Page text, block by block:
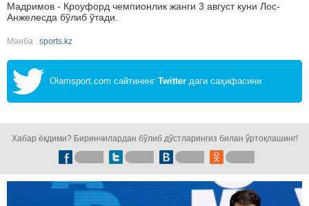
Мадримов - Кроуфорд чемпионлик жанги 3 август куни Лос-
Анжелесда бўлиб ўтади.
Манба : sports.kz
Olamsport.com сайтининг Twitter даги саҳифасини
Хабар ёқдими? Биринчилардан бўлиб дўстларингиз билан ўртоқлашинг!